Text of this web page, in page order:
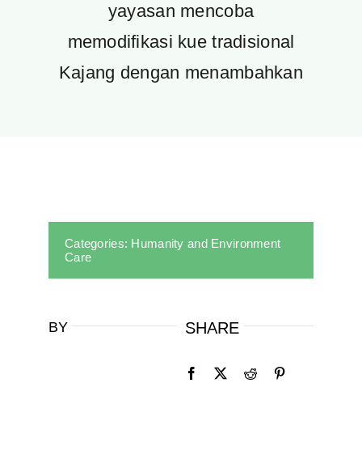
yayasan mencoba
memodifikasi kue tradisional
Kajang dengan menambahkan
Categories: Humanity and Environment
Care
BY SHARE